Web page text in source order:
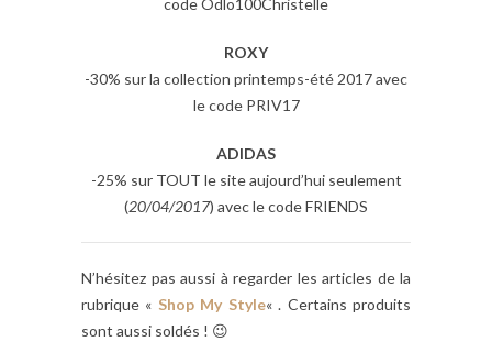
ROXY
-30% sur la collection printemps-été 2017 avec
le code PRIV17
ADIDAS
-25% sur TOUT le site aujourd’hui seulement
(20/04/2017) avec le code FRIENDS
N’hésitez pas aussi à regarder les articles de la
rubrique « Shop My Style« . Certains produits
sont aussi soldés ! 😉